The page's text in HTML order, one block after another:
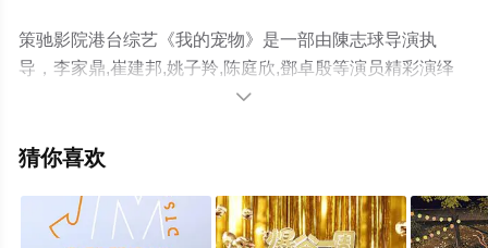
策驰影院港台综艺《我的宠物》是一部由陳志球导演执
导，李家鼎,崔建邦,姚子羚,陈庭欣,鄧卓殷等演员精彩演绎
的香港综艺，大结局剧情已揭晓（1-10大全），手机免费
关信息可移步至豆瓣综艺、电视猫或剧情网等平台了解。

猜你喜欢